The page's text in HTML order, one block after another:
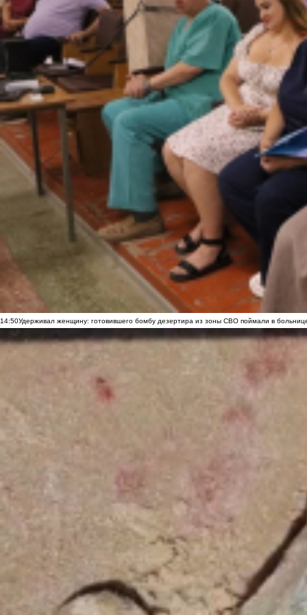
14:50Удерживал женщину: готовившего бомбу дезертира из зоны СВО поймали в